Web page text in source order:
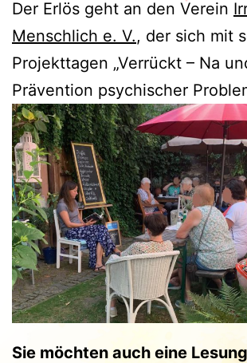
Der Erlös geht an den Verein
Menschlich e. V., der sich mit
Projekttagen „Verrückt – Na
Prävention psychischer
Sie möchten auch eine Lesung